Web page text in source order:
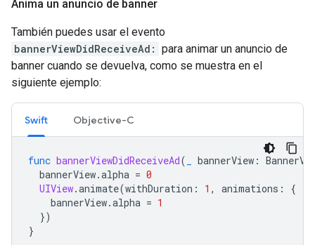
Anima un anuncio de banner
También puedes usar el evento
bannerViewDidReceiveAd: para animar un anuncio de
banner cuando se devuelva, como se muestra en el
siguiente ejemplo:
Swift Objective-C
func bannerViewDidReceiveAd( bannerView :
bannerView.alpha = 0
UIView.animate(withDuration : 1 , animations :
{
bannerView.alpha = 1
})
}